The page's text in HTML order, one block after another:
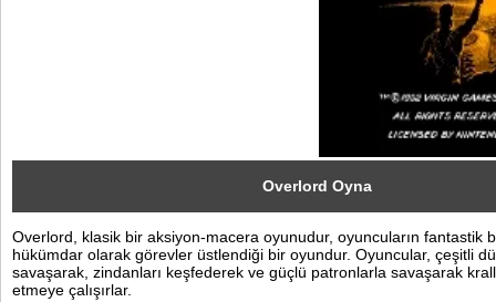
Pinterest
Overlord Oyna
Overlord, klasik bir aksiyon-macera oyunudur, oyuncuların fantastik
hükümdar olarak görevler üstlendiği bir oyundur. Oyuncular, çeşitli
savaşarak, zindanları keşfederek ve güçlü patronlarla savaşarak
etmeye çalışırlar.